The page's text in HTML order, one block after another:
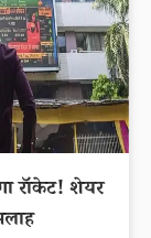
रॉकेट! शेयर